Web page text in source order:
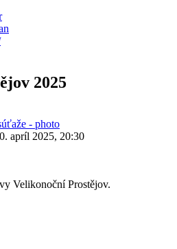
2025
- photo
apríl 2025, 20:30
Velikonoční Prostějov.